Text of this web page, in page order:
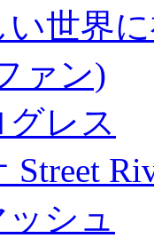
い世界
ァン)
レス
シュ